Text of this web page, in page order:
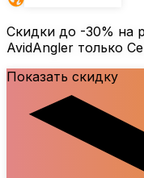
Скидки до -30% на
AvidAngler только
Показать скидку